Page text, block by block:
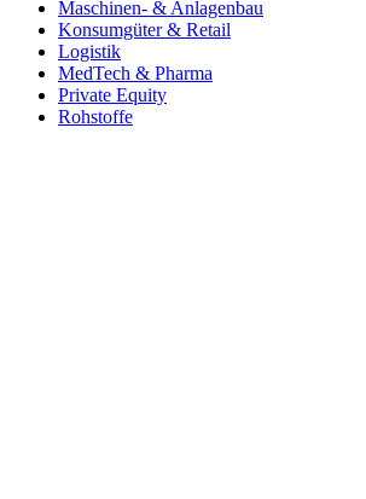
Maschinen- & Anlagenbau
Konsumgüter & Retail
Logistik
MedTech & Pharma
Private Equity
Rohstoffe